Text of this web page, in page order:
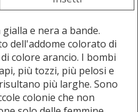
e nera a bande.
dell'addome colorato di
colore arancio. I bombi
più tozzi, più pelosi e
più larghe. Sono
colonie che non